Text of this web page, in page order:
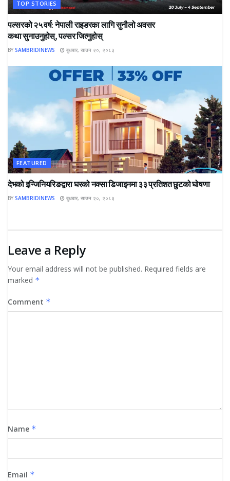
TOP STORIES
पल्सरको २५ वर्ष: नेपाली राइडरका लागि सुनौलो अवसर
कथा सुनाउनुहोस्, पल्सर जित्नुहोस्
BY SAMBRIDINEWS बुधबार, साउन २०, २०८३
FEATURED
देभको इन्जिनियरिङद्वारा घरको नक्सा डिजाइनमा ३३ प्रतिशत छुटको घोषणा
BY SAMBRIDINEWS बुधबार, साउन २०, २०८३
Leave a Reply
Your email address will not be published. Required fields are
marked *
Comment *
Name *
Email *